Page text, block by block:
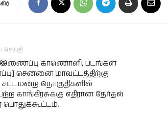
காணொளி, படங்கள்
சென்னை மாவட்டத்திற்கு
சட்டமன்ற தொகுதிகளில்
காங்கிரசுக்கு எதிரான தேர்தல்
பொதுக்கூட்டம்.